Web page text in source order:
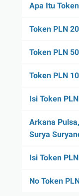
Apa Itu
Token PLN
Token PLN
Token PLN
Isi Token
Arkana
Surya
Isi Token
No Token